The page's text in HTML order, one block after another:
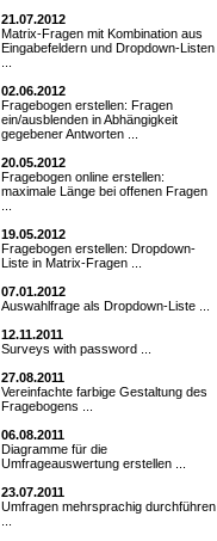
21.07.2012
Matrix-Fragen mit Kombination aus
Eingabefeldern und Dropdown-Listen
02.06.2012
Fragebogen erstellen: Fragen
ein/ausblenden in Abhängigkeit
gegebener Antworten ...
20.05.2012
Fragebogen online erstellen:
maximale Länge bei offenen Fragen
19.05.2012
Fragebogen erstellen: Dropdown-
Liste in Matrix-Fragen ...
07.01.2012
Auswahlfrage als Dropdown-Liste ...
12.11.2011
Surveys with password ...
27.08.2011
Vereinfachte farbige Gestaltung des
Fragebogens ...
06.08.2011
Diagramme für die
Umfrageauswertung erstellen ...
23.07.2011
Umfragen mehrsprachig durchführen